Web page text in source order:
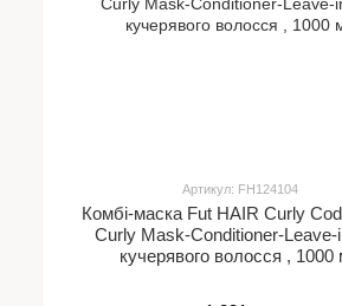
Артикул: FH124104
Комбі-маска Fut HAIR Curly
Curly Mask-Conditioner-Leave-
кучерявого волосся , 1000